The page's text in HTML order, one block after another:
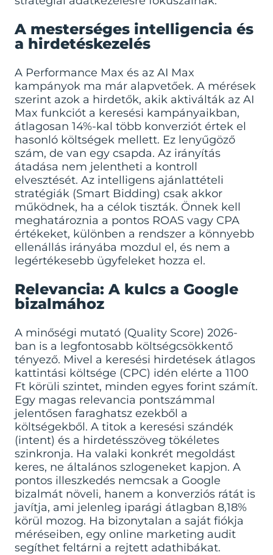
A mesterséges intelligencia és
a hirdetéskezelés
A Performance Max és az AI Max
kampányok ma már alapvetőek. A mérések
szerint azok a hirdetők, akik aktiválták az AI
Max funkciót a keresési kampányaikban,
átlagosan 14%-kal több konverziót értek el
hasonló költségek mellett. Ez lenyűgöző
szám, de van egy csapda. Az irányítás
átadása nem jelentheti a kontroll
elvesztését. Az intelligens ajánlattételi
stratégiák (Smart Bidding) csak akkor
működnek, ha a célok tiszták. Önnek kell
meghatároznia a pontos ROAS vagy CPA
értékeket, különben a rendszer a könnyebb
ellenállás irányába mozdul el, és nem a
legértékesebb ügyfeleket hozza el.
Relevancia: A kulcs a Google
bizalmához
A minőségi mutató (Quality Score) 2026-
ban is a legfontosabb költségcsökkentő
tényező. Mivel a keresési hirdetések átlagos
kattintási költsége (CPC) idén elérte a 1100
Ft körüli szintet, minden egyes forint számít.
Egy magas relevancia pontszámmal
jelentősen faraghatsz ezekből a
költségekből. A titok a keresési szándék
(intent) és a hirdetésszöveg tökéletes
szinkronja. Ha valaki konkrét megoldást
keres, ne általános szlogeneket kapjon. A
pontos illeszkedés nemcsak a Google
bizalmát növeli, hanem a konverziós rátát is
javítja, ami jelenleg iparági átlagban 8,18%
körül mozog. Ha bizonytalan a saját fiókja
méréseiben, egy online marketing audit
segíthet feltárni a rejtett adathibákat.